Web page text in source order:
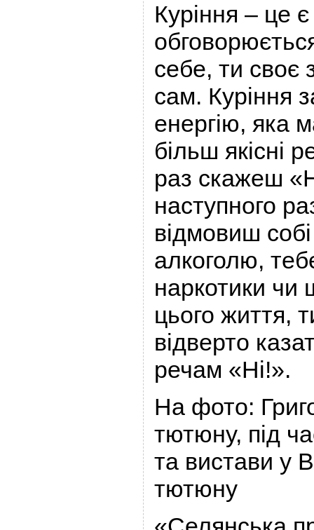
Куріння – це є
себе, ти своє
сам. Куріння
енергію, яка
більш якісні
раз скажеш
наступного
відмовиш собі
алкоголю,
наркотики чи
цього життя,
відверто
речам «Ні!».
На фото:
тютюну, під
та вистави у
тютюну